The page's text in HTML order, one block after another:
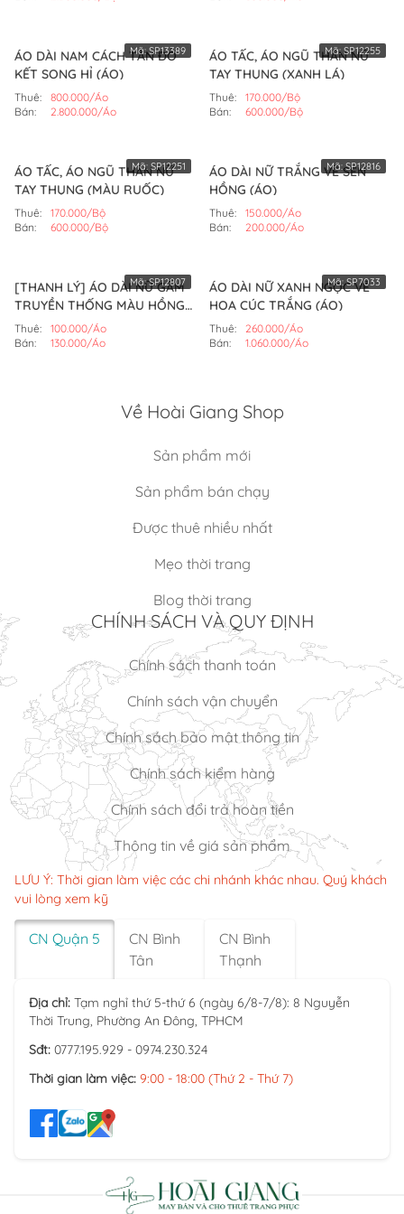
ÁO DÀI NAM CÁCH TÂN ĐỎ
KẾT SONG HỈ (ÁO)
Thuê:
800.000/Áo
Bán:
2.800.000/Áo
Mã:SP13389
ÁO TẤC, ÁO NGŨ THÂN NỮ
TAY THỤNG (XANH LÁ)
Thuê:
170.000/Bộ
Bán:
600.000/Bộ
Mã:SP12255
ÁO TẤC, ÁO NGŨ THÂN NỮ
TAY THỤNG (MÀU RUỐC)
Thuê:
170.000/Bộ
Bán:
600.000/Bộ
Mã: SP12251
ÁO DÀI NỮ TRẮNG VẼ SEN
HỒNG (ÁO)
Thuê:
150.000/Áo
Bán:
200.000/Áo
Mã:SP12816
[THANH LÝ] ÁO DÀI NỮ GẤM
TRUYỀN THỐNG MÀU HỒNG
SEN (ÁO)
Thuê:
100.000/Áo
Bán:
130.000/Áo
Mã:SP12807
ÁO DÀI NỮ XANH NGỌC VẼ
HOA CÚC TRẮNG (ÁO)
Thuê:
260.000/Áo
Bán:
1.060.000/Áo
Mã:SP7033
Về Hoài Giang Shop
Sản phẩm mới
Sản phẩm bán chạy
Được thuê nhiều nhất
Mẹo thời trang
Blog thời trang
CHÍNH SÁCH VÀ QUY ĐỊNH
Chính sách thanh toán
Chính sách vận chuyển
Chính sách bảo mật thông tin
Chính sách kiểm hàng
Chính sách đổi trả hoàn tiền
Thông tin về giá sản phẩm
LƯU Ý: Thời gian làm việc các chi nhánh khác nhau. Quý khách
vui lòng xem kỹ
CN Quận 5
CN Bình
Tân
CN Bình
Thạnh
Địa chỉ: Tạm nghỉ thứ 5-thứ 6 (ngày 6/8-7/8): 8 Nguyễn
Thời Trung, Phường An Đông, TPHCM
Sđt: 0777.195.929 - 0974.230.324
Thời gian làm việc: 9:00 - 18:00 (Thứ 2 - Thứ 7)